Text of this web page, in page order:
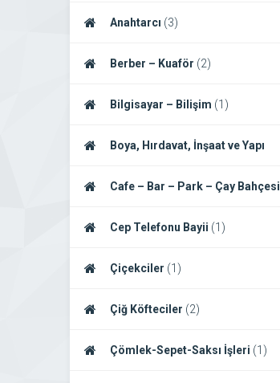
Anahtarcı (3)
Berber – Kuaför (2)
Bilgisayar – Bilişim (1)
Boya, Hırdavat, İnşaat ve Yapı
Firmaları(2)
Cafe – Bar – Park – Çay Bahçesi
Cep Telefonu Bayii (1)
Çiçekciler (1)
Çiğ Köfteciler (2)
Çömlek-Sepet-Saksı İşleri (1)